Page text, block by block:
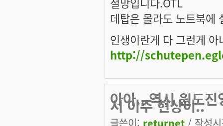
데탑은 몰라도 노트북에
인생이란게 다 그런게
http://
아아.. 역시 윈도진
서 이주 현상이..
글쓴이: returnet / 작성